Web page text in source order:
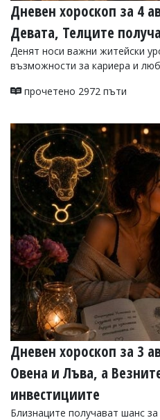
Дневен хороскоп за 4
Девата, Телците
Денят носи важни житейски
възможности за кариера и
прочетено 2972 пъти
Дневен хороскоп за 3
Овена и Лъва, а
инвестициите
Близнаците получават шанс